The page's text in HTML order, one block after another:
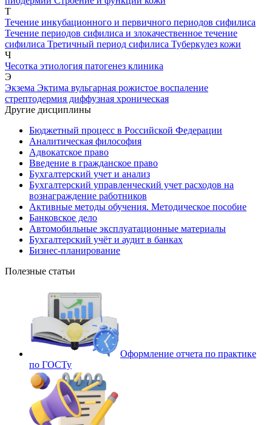
Т
Течение инкубационного и первичного периодов сифилиса
Течение периодов сифилиса и злокачественное течение
сифилиса Третичный период сифилиса Туберкулез кожи
Ч
Чесотка этиология патогенез клиника
Э
Экзема Эктима вульгарная рожистое воспаление
стрептодермия диффузная хроническая
Другие дисциплины
Бюджетный процесс в Российской Федерации
Аналитическая философия
Адвокатское право
Введение в гражданское право
Бухгалтерский учет и анализ
Бухгалтерский управленческий учет расходов на
вознаграждение работников
Активные методы обучения. Методическое пособие
Банковское дело
Автомобильные эксплуатационные материалы
Бухгалтерский учёт и аудит в банках
Бизнес-планирование
Полезные статьи
Оформление отчета по практике
по ГОСТу